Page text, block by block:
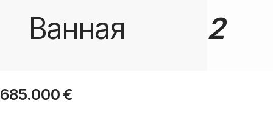
Ванная 2
685.000 €